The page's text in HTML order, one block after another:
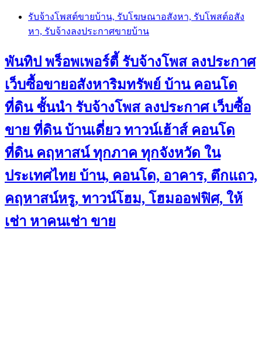
Skip
content
รับจ้างโพสต์ขายบ้าน, รับโฆษณาอสังหา, รับโพสต์อสัง
หา, รับจ้างลงประกาศขายบ้าน
พันทิป พร็อพเพอร์ตี้ รับจ้างโพส ลงประกาศ
เว็บซื้อขายอสังหาริมทรัพย์ บ้าน คอนโด
ที่ดิน ชั้นนำ รับจ้างโพส ลงประกาศ เว็บซื้อ
ขาย ที่ดิน บ้านเดี่ยว ทาวน์เฮ้าส์ คอนโด
ที่ดิน คฤหาสน์ ทุกภาค ทุกจังหวัด ใน
ประเทศไทย บ้าน, คอนโด, อาคาร, ตึกแถว,
คฤหาสน์หรู, ทาวน์โฮม, โฮมออฟฟิศ, ให้
เช่า หาคนเช่า ขาย